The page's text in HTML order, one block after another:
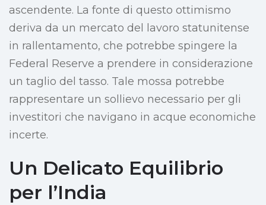
ascendente. La fonte di questo ottimismo
deriva da un mercato del lavoro statunitense
in rallentamento, che potrebbe spingere la
Federal Reserve a prendere in considerazione
un taglio del tasso. Tale mossa potrebbe
rappresentare un sollievo necessario per gli
investitori che navigano in acque economiche
incerte.
Un Delicato Equilibrio
per l’India